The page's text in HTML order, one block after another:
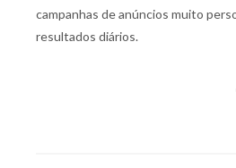
campanhas de anúncios muito
resultados diários.